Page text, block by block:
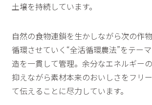
土壌を持続しています。
自然の食物連鎖を生かしながら次の作
循環させていく“全活循環農法”をテー
造を一貫して管理。余分なエネルギー
抑えながら素材本来のおいしさをフリ
て伝えることに尽力しています。